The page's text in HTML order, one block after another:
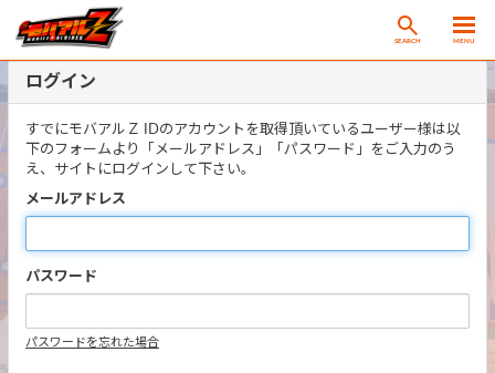
SEARCH MENU
ログイン
すでにモバアルＺ IDのアカウントを取得頂いているユーザー様は以
下のフォームより「メールアドレス」「パスワード」をご入力のう
え、サイトにログインして下さい。
メールアドレス
パスワード
パスワードを忘れた場合